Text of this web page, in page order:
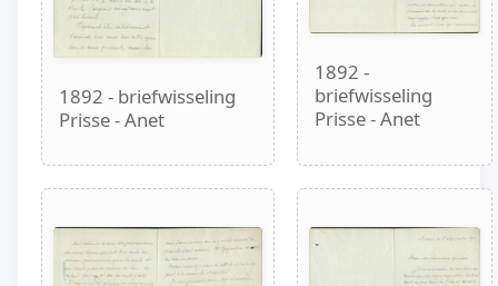
1892 - briefwisseling
Prisse - Anet
1892 -
briefwisseling
Prisse - Anet